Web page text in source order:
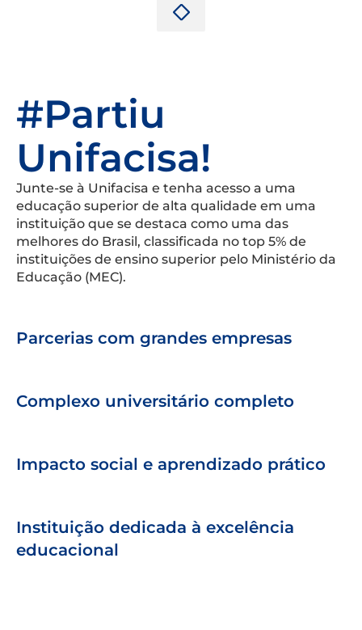
#Partiu
Unifacisa!
Junte-se à Unifacisa e tenha acesso a uma
educação superior de alta qualidade em uma
instituição que se destaca como uma das
melhores do Brasil, classificada no top 5% de
instituições de ensino superior pelo Ministério da
Educação (MEC).
Parcerias com grandes empresas
Complexo universitário completo
Impacto social e aprendizado prático
Instituição dedicada à excelência
educacional